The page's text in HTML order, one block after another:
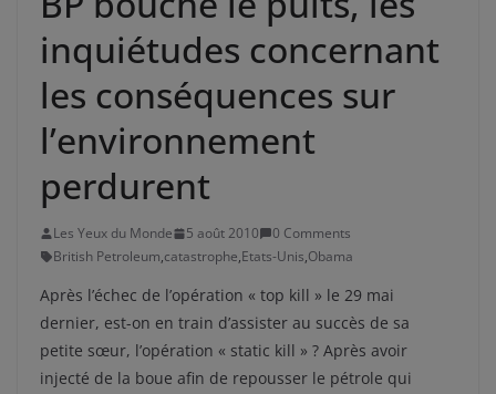
inquiétudes concernant
les conséquences sur
l’environnement
perdurent
Les Yeux du Monde 5 août 2010
0 Comments
British Petroleum,catastrophe,Etats-Unis,Obama
Après l’échec de l’opération « top kill » le 29 mai
dernier, est-on en train d’assister au succès de sa
petite sœur, l’opération « static kill » ? Après avoir
injecté de la boue afin de repousser le pétrole qui